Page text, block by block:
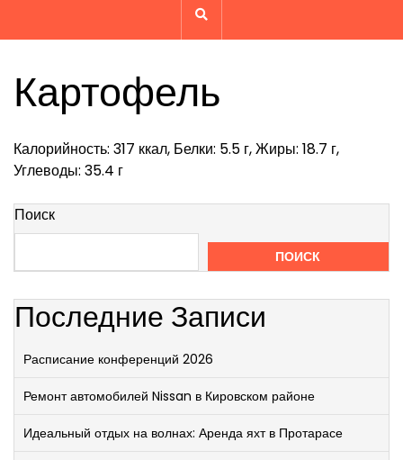
Картофель
Калорийность: 317 ккал, Белки: 5.5 г, Жиры: 18.7 г,
Углеводы: 35.4 г
Поиск
ПОИСК
Последние Записи
Расписание конференций 2026
Ремонт автомобилей Nissan в Кировском районе
Идеальный отдых на волнах: Аренда яхт в Протарасе